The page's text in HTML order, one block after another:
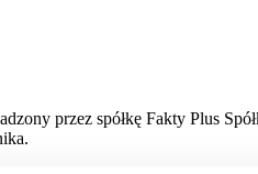
przez spółkę Fakty Plus